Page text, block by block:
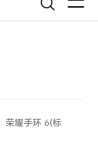
荣耀手环 6(标